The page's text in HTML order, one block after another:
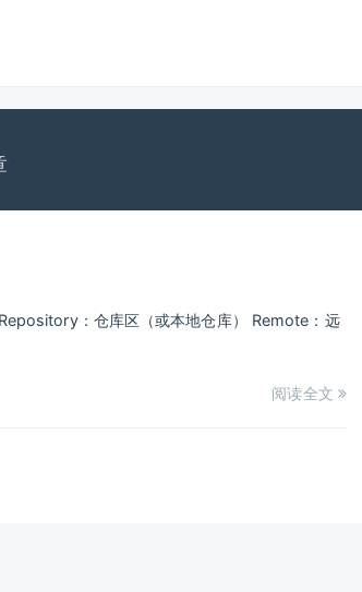
：仓库区（或本地仓库） Remote：远
阅读全文